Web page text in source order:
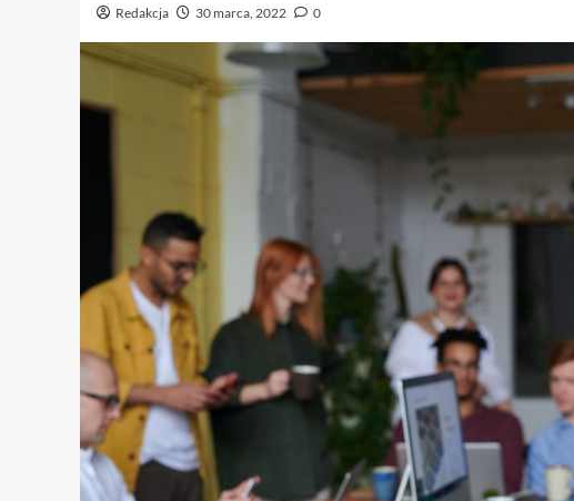
Redakcja 30 marca, 2022 0